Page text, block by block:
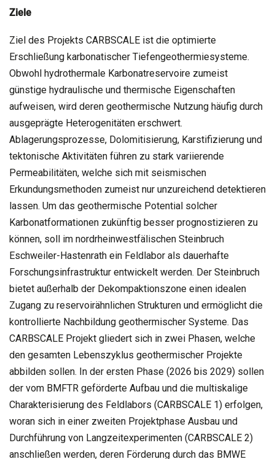
Ziele
Ziel des Projekts CARBSCALE ist die optimierte
Erschließung karbonatischer Tiefengeothermiesysteme.
Obwohl hydrothermale Karbonatreservoire zumeist
günstige hydraulische und thermische Eigenschaften
aufweisen, wird deren geothermische Nutzung häufig durch
ausgeprägte Heterogenitäten erschwert.
Ablagerungsprozesse, Dolomitisierung, Karstifizierung und
tektonische Aktivitäten führen zu stark variierende
Permeabilitäten, welche sich mit seismischen
Erkundungsmethoden zumeist nur unzureichend detektieren
lassen. Um das geothermische Potential solcher
Karbonatformationen zukünftig besser prognostizieren zu
können, soll im nordrheinwestfälischen Steinbruch
Eschweiler-Hastenrath ein Feldlabor als dauerhafte
Forschungsinfrastruktur entwickelt werden. Der Steinbruch
bietet außerhalb der Dekompaktionszone einen idealen
Zugang zu reservoirähnlichen Strukturen und ermöglicht die
kontrollierte Nachbildung geothermischer Systeme. Das
CARBSCALE Projekt gliedert sich in zwei Phasen, welche
den gesamten Lebenszyklus geothermischer Projekte
abbilden sollen. In der ersten Phase (2026 bis 2029) sollen
der vom BMFTR geförderte Aufbau und die multiskalige
Charakterisierung des Feldlabors (CARBSCALE 1) erfolgen,
woran sich in einer zweiten Projektphase Ausbau und
Durchführung von Langzeitexperimenten (CARBSCALE 2)
anschließen werden, deren Förderung durch das BMWE